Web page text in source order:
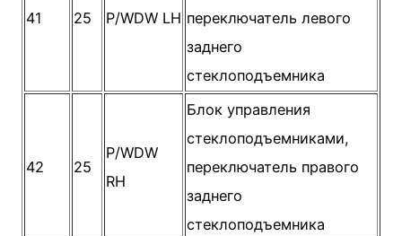
41 25 P/WDW LH переключатель левого
заднего
стеклоподъемника
42 25
P/WDW
RH
Блок управления
стеклоподъемниками,
переключатель правого
заднего
стеклоподъемника